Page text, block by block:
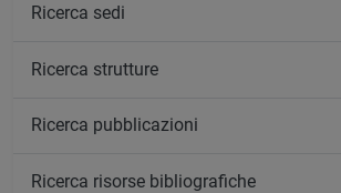
Ricerca sedi
Ricerca strutture
Ricerca pubblicazioni
Ricerca risorse bibliografiche